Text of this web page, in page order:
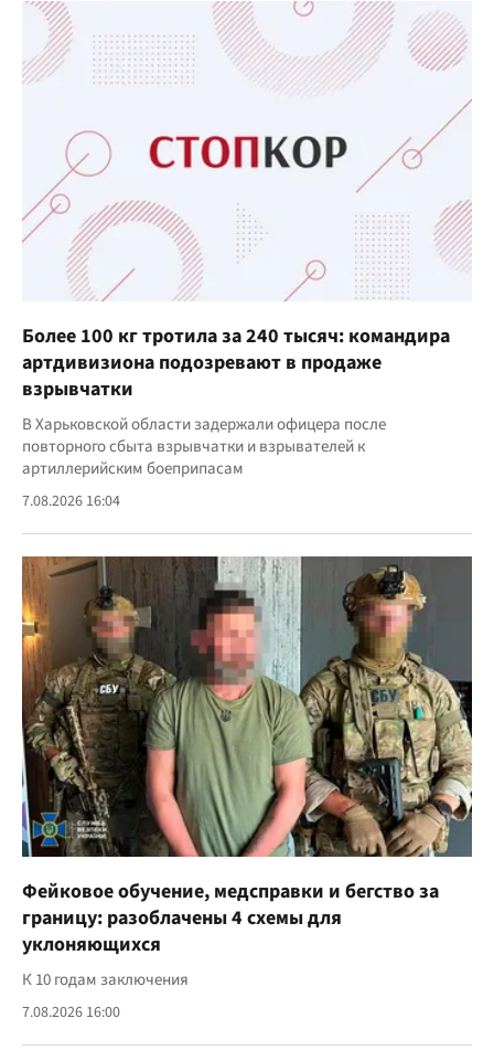
Более 100 кг тротила за 240 тысяч: командира
артдивизиона подозревают в продаже
взрывчатки
В Харьковской области задержали офицера после
повторного сбыта взрывчатки и взрывателей к
артиллерийским боеприпасам
7.08.2026 16:04
Фейковое обучение, медсправки и бегство за
границу: разоблачены 4 схемы для
уклоняющихся
К 10 годам заключения
7.08.2026 16:00